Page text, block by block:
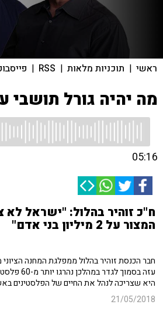
ראשי | תוכניות מלאות |
RSS
|
מה יהיה גורל תושבי
05:16
ח"כ זוהיר בהלול: "ישראל לא
המצור על 2 מיליון בני אדם"
חבר הכנסת זוהיר בהלול ממפלגת המחנה
עזה בסמוך
היא שצריכה לנהל את החיים של הפלסטינים
21/05/2018